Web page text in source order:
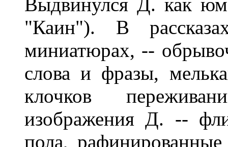
"Каин"). В
миниатюрах, --
слова и фразы,
клочков
изображения Д. --
пола,